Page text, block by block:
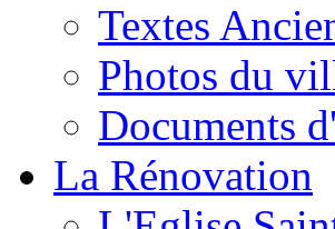
Textes
Photos du
Documents
La Rénovation